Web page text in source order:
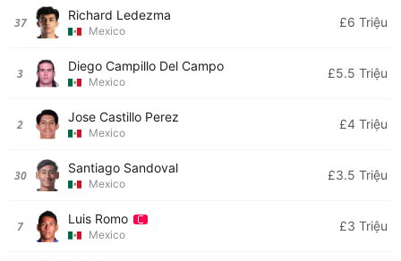
37 Richard Ledezma
Mexico
£6 Triệu
3 Diego Campillo Del Campo
Mexico
£5.5 Triệu
2 Jose Castillo Perez
Mexico
£4 Triệu
30 Santiago Sandoval
Mexico
£3.5 Triệu
7 Luis Romo
Mexico
£3 Triệu